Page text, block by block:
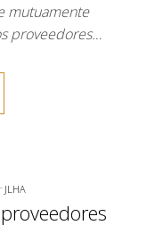
mutuamente
proveedores…
JLHA